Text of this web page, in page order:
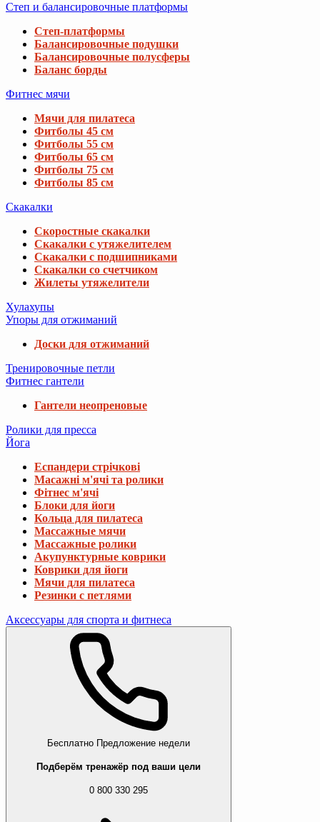
Степ и балансировочные платформы
Степ-платформы
Балансировочные подушки
Балансировочные полусферы
Баланс борды
Фитнес мячи
Мячи для пилатеса
Фитболы 45 см
Фитболы 55 см
Фитболы 65 см
Фитболы 75 см
Фитболы 85 см
Скакалки
Скоростные скакалки
Скакалки с утяжелителем
Скакалки с подшипниками
Скакалки со счетчиком
Жилеты утяжелители
Хулахупы
Упоры для отжиманий
Доски для отжиманий
Тренировочные петли
Фитнес гантели
Гантели неопреновые
Ролики для пресса
Йога
Еспандери стрічкові
Масажні м'ячі та ролики
Фітнес м'ячі
Блоки для йоги
Кольца для пилатеса
Массажные мячи
Массажные ролики
Акупунктурные коврики
Коврики для йоги
Мячи для пилатеса
Резинки с петлями
Аксессуары для спорта и фитнеса
Бесплатно Предложение недели
Подберём тренажёр под ваши цели
0 800 330 295